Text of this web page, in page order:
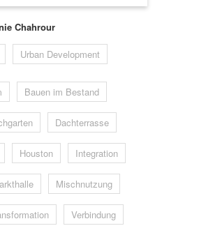
Chahrour
Urban Development
Bauen im Bestand
Dachterrasse
Houston Integration
Mischnutzung
Verbindung